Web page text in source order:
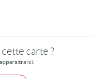
carte ?
ici.